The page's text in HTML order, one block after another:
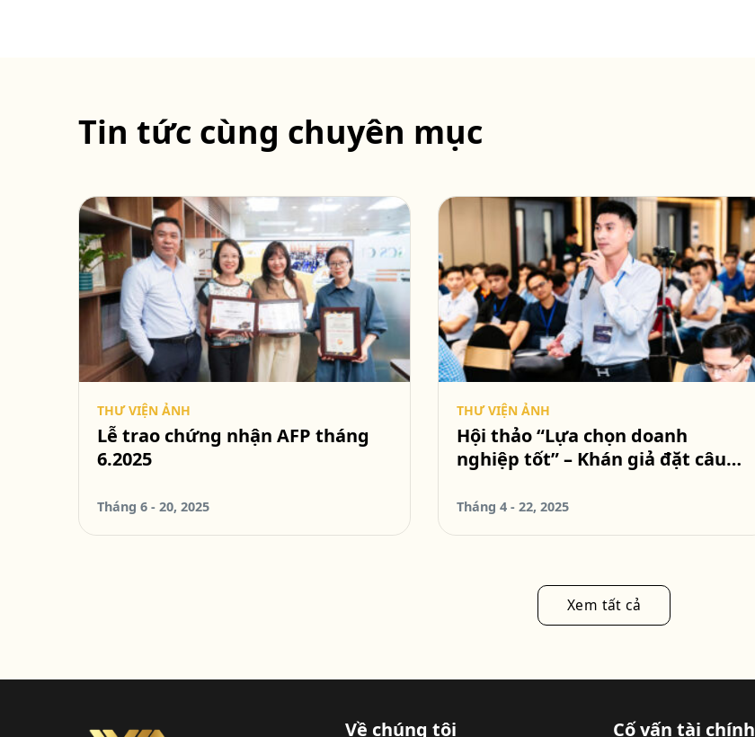
Tin tức cùng chuyên mục
THƯ VIỆN ẢNH
Lễ trao chứng nhận AFP tháng
6.2025
Tháng 6 - 20, 2025
THƯ VIỆN ẢNH
Hội thảo “Lựa chọn doanh
nghiệp tốt” – Khán giả đặt câu
Tháng 4 - 22, 2025
Xem tất cả
Về chúng tôi Cố vấn tài chính